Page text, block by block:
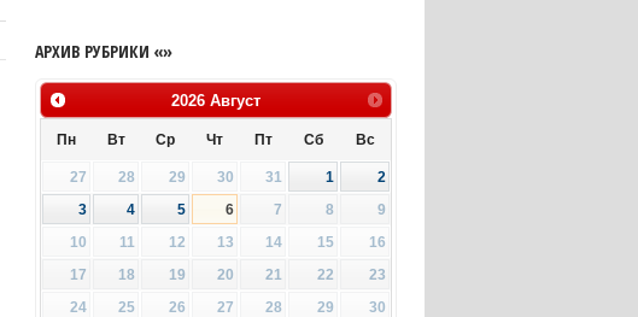
АРХИВ РУБРИКИ «»
2026 Август
Пн Вт Ср Чт Пт Сб Вс
27 28 29 30 31 1
2
3
4 5 6 7 8
9
10
11 12 13 14 15
16
17
18 19 20 21 22
23
24
25 26 27 28 29
30